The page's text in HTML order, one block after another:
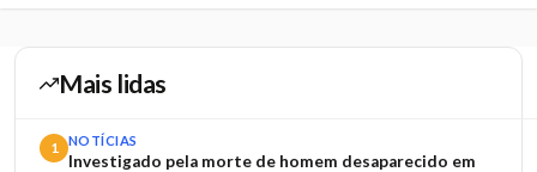
Mais lidas
1 NOTÍCIAS
Investigado pela morte de homem desaparecido em